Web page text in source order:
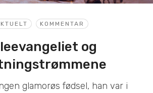
KOMMENTAR
og
glamorøs fødsel, han var i